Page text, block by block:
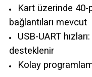
Kart üzerinde 40-
bağlantıları mevcut
USB-UART
desteklenir
Kolay